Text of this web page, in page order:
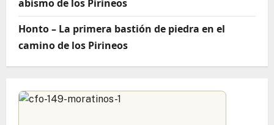
abismo de los Pirineos
Honto – La primera bastión de piedra en el
camino de los Pirineos